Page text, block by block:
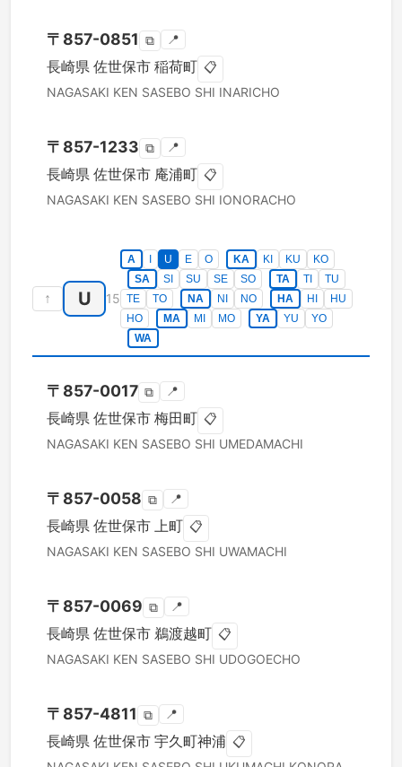
〒 857-0851 ⧉ 📍
長崎県 佐世保市 稲荷町 📋
NAGASAKI KEN SASEBO SHI INARICHO
〒 857-1233 ⧉ 📍
長崎県 佐世保市 庵浦町 📋
NAGASAKI KEN SASEBO SHI IONORACHO
↑ U 15
A U E O KA KI KU
KO
SA
SI SU SE SO TA TI
TU
TE
TO NA NI NO HA HI
HU
HO
MA MI MO YA YU
YO
WA
〒 857-0017 ⧉ 📍
長崎県 佐世保市 梅田町 📋
NAGASAKI KEN SASEBO SHI UMEDAMACHI
〒 857-0058 ⧉ 📍
長崎県 佐世保市 上町 📋
NAGASAKI KEN SASEBO SHI UWAMACHI
〒 857-0069 ⧉ 📍
長崎県 佐世保市 鵜渡越町 📋
NAGASAKI KEN SASEBO SHI UDOGOECHO
〒 857-4811 ⧉ 📍
長崎県 佐世保市 宇久町神浦 📋